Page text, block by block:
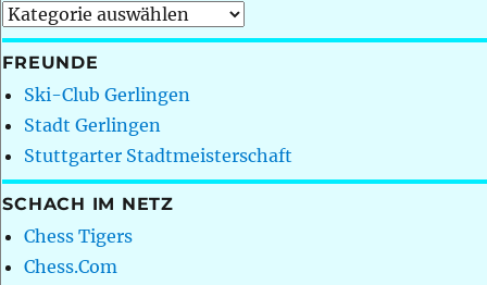
Kategorien
FREUNDE
Ski-Club Gerlingen
Stadt Gerlingen
Stuttgarter Stadtmeisterschaft
SCHACH IM NETZ
Chess Tigers
Chess.Com